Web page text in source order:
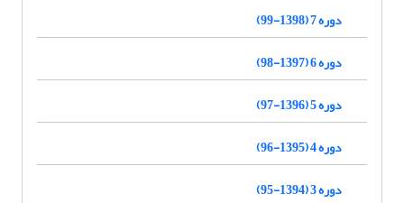
دوره 7 (1398-99)
دوره 6 (1397-98)
دوره 5 (1396-97)
دوره 4 (1395-96)
دوره 3 (1394-95)